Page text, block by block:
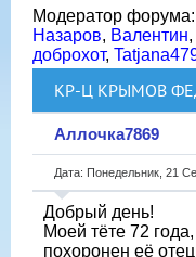
Модератор форума:
Назаров, Валентин,
доброхот,
КР-Ц КРЫМОВ
Аллочка7869
Дата: Понедельник, 21
Добрый день!
Моей тёте 72
похоронен её